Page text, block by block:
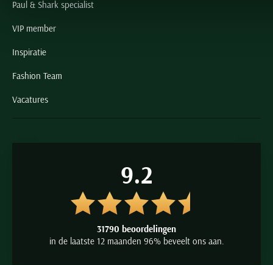
Paul & Shark specialist
VIP member
Inspiratie
Fashion Team
Vacatures
9.2
31790 beoordelingen
in de laatste 12 maanden 96% beveelt ons aan.